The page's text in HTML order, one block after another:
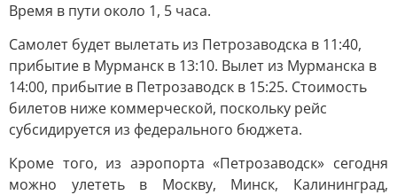
Время в пути около 1, 5 часа.
Самолет будет вылетать из Петрозаводска в 11:40,
прибытие в Мурманск в 13:10. Вылет из Мурманска в
14:00, прибытие в Петрозаводск в 15:25. Стоимость
билетов ниже коммерческой, поскольку рейс
субсидируется из федерального бюджета.
Кроме того, из аэропорта «Петрозаводск» сегодня
можно улететь в Москву, Минск, Калининград,